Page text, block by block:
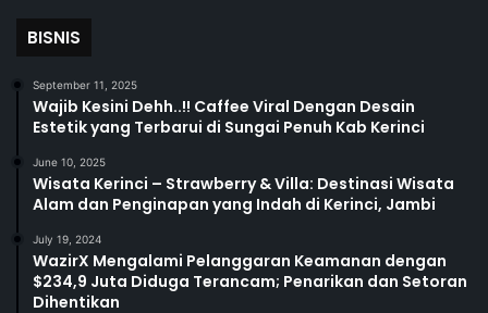
BISNIS
September 11, 2025
Wajib Kesini Dehh..!! Caffee Viral Dengan Desain
Estetik yang Terbarui di Sungai Penuh Kab Kerinci
June 10, 2025
Wisata Kerinci – Strawberry & Villa: Destinasi Wisata
Alam dan Penginapan yang Indah di Kerinci, Jambi
July 19, 2024
WazirX Mengalami Pelanggaran Keamanan dengan
$234,9 Juta Diduga Terancam; Penarikan dan Setoran
Dihentikan